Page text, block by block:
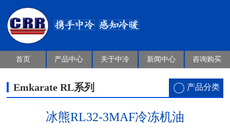
首页 产品中心 关于中冷 新闻中心 咨询购买
Emkarate RL系列 产品分类
冰熊RL32-3MAF冷冻机油